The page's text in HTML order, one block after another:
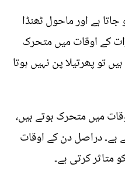
ہے اور ماحول ٹھنڈا
کے اوقات میں متحرک
تو پھرتیلا پن نہیں ہوتا
میں متحرک ہوتے ہیں،
دراصل دن کے اوقات
کرتی ہے۔